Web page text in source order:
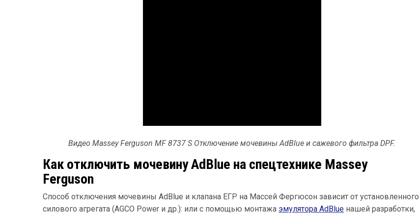
Видео Massey Ferguson MF 8737 S Отключение мочевины AdBlue и сажевого фильтра DPF.
Как отключить мочевину AdBlue на спецтехнике Massey
Ferguson
Способ отключения мочевины AdBlue и клапана ЕГР на Массей Фергюсон зависит от установленного
силового агрегата (AGCO Power и др.): или с помощью монтажа эмулятора AdBlue нашей разработки,